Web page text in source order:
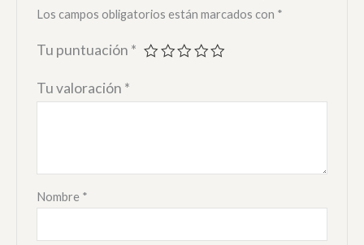
Los campos obligatorios están marcados con *
Tu puntuación *
Tu valoración *
Nombre *